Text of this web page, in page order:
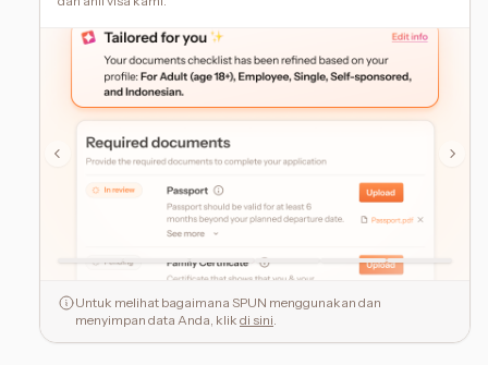
Untuk melihat bagaimana SPUN menggunakan dan
menyimpan data Anda, klik di sini.